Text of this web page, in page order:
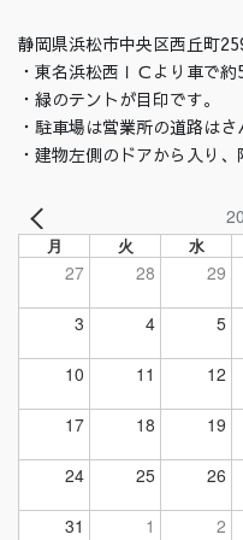
静岡県浜松市中央区西丘町
・東名浜松西ＩＣより車で約
・緑のテントが目印です。
・駐車場は営業所の道路は
・建物左側のドアから入り、
月 火 水
27 28 29
3 4 5
10 11 12
17 18 19
24 25 26
31 1 2